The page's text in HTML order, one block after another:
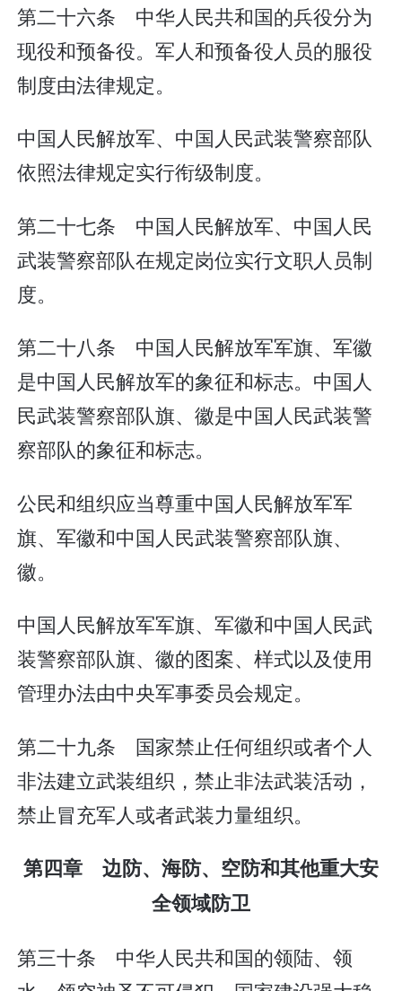
第二十六条 中华人民共和国的兵役分为
现役和预备役。军人和预备役人员的服役
制度由法律规定。
中国人民解放军、中国人民武装警察部队
依照法律规定实行衔级制度。
第二十七条 中国人民解放军、中国人民
武装警察部队在规定岗位实行文职人员制
度。
第二十八条 中国人民解放军军旗、军徽
是中国人民解放军的象征和标志。中国人
民武装警察部队旗、徽是中国人民武装警
察部队的象征和标志。
公民和组织应当尊重中国人民解放军军
旗、军徽和中国人民武装警察部队旗、
徽。
中国人民解放军军旗、军徽和中国人民武
装警察部队旗、徽的图案、样式以及使用
管理办法由中央军事委员会规定。
第二十九条 国家禁止任何组织或者个人
非法建立武装组织，禁止非法武装活动，
禁止冒充军人或者武装力量组织。
第四章 边防、海防、空防和其他重大安
全领域防卫
第三十条 中华人民共和国的领陆、领